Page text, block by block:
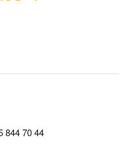
844 70 44